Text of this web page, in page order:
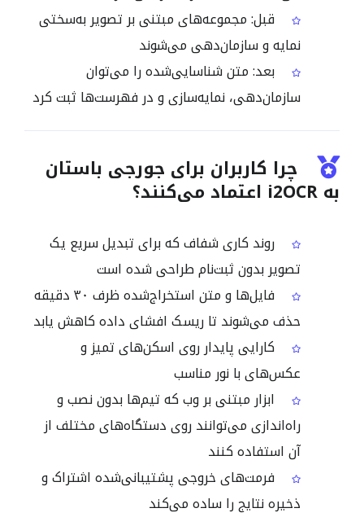
قبل: مجموعه‌های مبتنی بر تصویر به‌سختی
نمایه و سازمان‌دهی می‌شوند
بعد: متن شناسایی‌شده را می‌توان
سازمان‌دهی، نمایه‌سازی و در فهرست‌ها ثبت کرد
چرا کاربران برای جورجی باستان
به i2OCR اعتماد می‌کنند؟
روند کاری شفاف که برای تبدیل سریع یک
تصویر بدون ثبت‌نام طراحی شده است
فایل‌ها و متن استخراج‌شده ظرف ۳۰ دقیقه
حذف می‌شوند تا ریسک افشای داده کاهش یابد
کارایی پایدار روی اسکن‌های تمیز و
عکس‌های با نور مناسب
ابزار مبتنی بر وب که تیم‌ها بدون نصب و
راه‌اندازی می‌توانند روی دستگاه‌های مختلف از
آن استفاده کنند
فرمت‌های خروجی پشتیبانی‌شده اشتراک و
ذخیره نتایج را ساده می‌کند